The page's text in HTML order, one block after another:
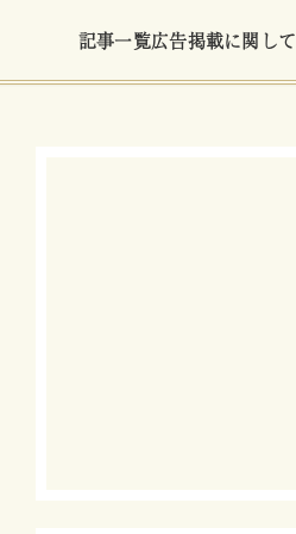
記事一覧広告掲載に関して